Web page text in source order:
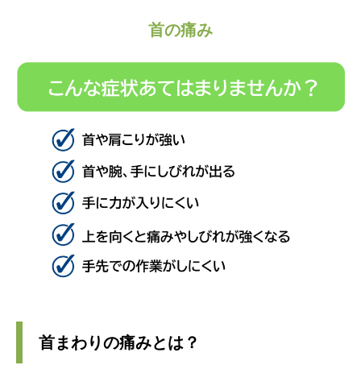
首の痛み
首まわりの痛みとは？